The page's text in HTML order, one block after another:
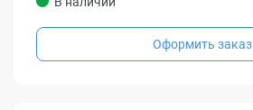
Оформить заказ